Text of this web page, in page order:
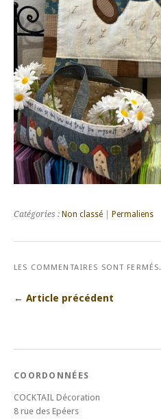
Catégories : Non classé Permaliens
LES COMMENTAIRES SONT FERMÉS.
← Article précédent
COORDONNÉES
COCKTAIL Décoration
8 rue des Epéers